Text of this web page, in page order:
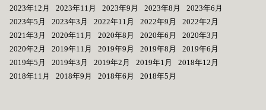
2023年12月
2023年11月 2023年9月 2023年8月
2023年6月
2023年5月
2023年3月 2022年11月 2022年9月
2022年2月
2021年3月
2020年11月 2020年8月 2020年6月
2020年3月
2020年2月
2019年11月 2019年9月 2019年8月
2019年6月
2019年5月
2019年3月 2019年2月 2019年1月
2018年12月
2018年11月
2018年9月 2018年6月 2018年5月